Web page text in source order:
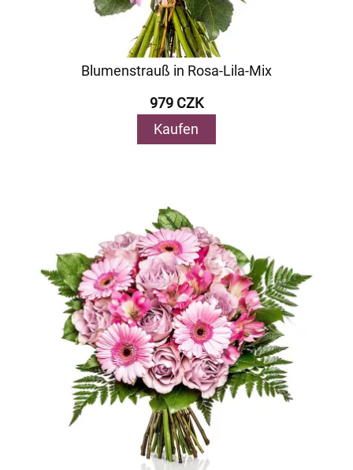
Blumenstrauß in Rosa-Lila-Mix
979 CZK
Kaufen